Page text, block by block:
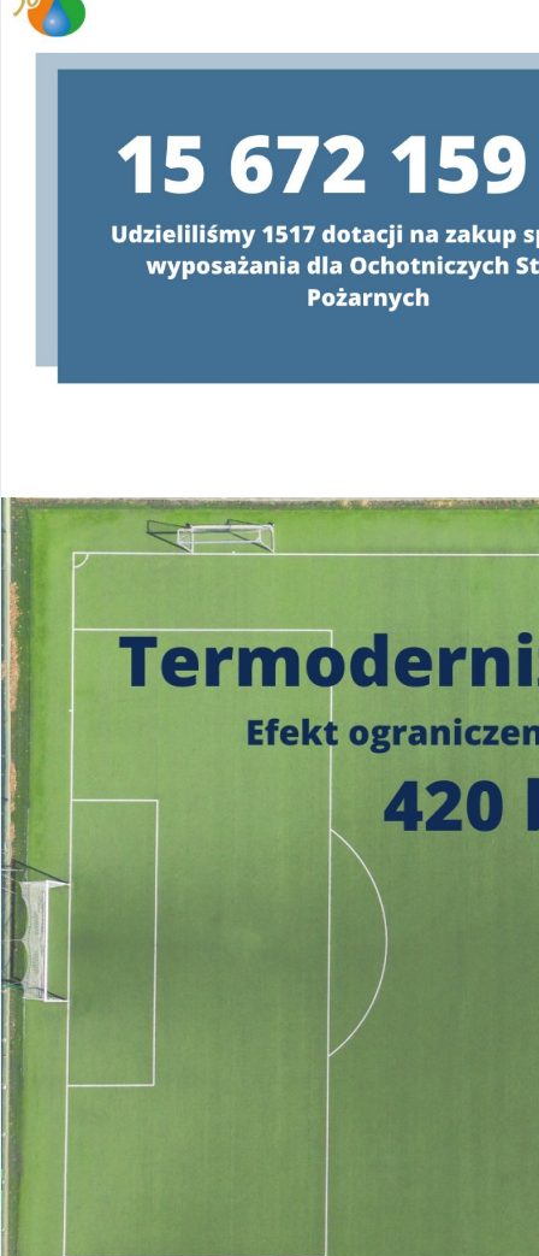
Konsultanci obsługujący infolinię,
o programie oraz wyjaśniać
od poniedziałku do
w godzinachod 8:00 do
22 340 40 80
https://